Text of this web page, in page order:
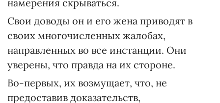
намерения скрываться.
Свои доводы он и его жена приводят в
своих многочисленных жалобах,
направленных во все инстанции. Они
уверены, что правда на их стороне.
Во-первых, их возмущает, что, не
предоставив доказательств,